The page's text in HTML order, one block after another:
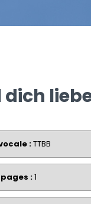
dich
:TTBB
:1